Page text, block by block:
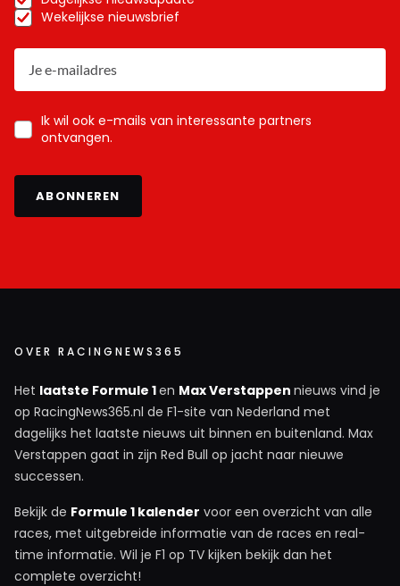
Wekelijkse nieuwsbrief
Ik wil ook e-mails van interessante partners
ontvangen.
ABONNEREN
OVER RACINGNEWS365
Het laatste Formule 1en Max Verstappen nieuws vind je
op RacingNews365.nl de F1-site van Nederland met
dagelijks het laatste nieuws uit binnen en buitenland. Max
Verstappen gaat in zijn Red Bull op jacht naar nieuwe
successen.
Bekijk de Formule 1 kalender voor een overzicht van alle
races, met uitgebreide informatie van de races en real-
time informatie. Wil je F1 op TV kijken bekijk dan het
complete overzicht!